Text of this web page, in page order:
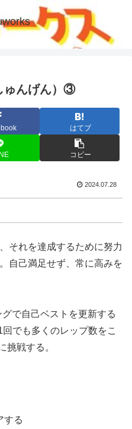
ゅんげん）③
はてブ
コピー
2024.07.28
それを達成するために努力
自己満足せず、常に高みを
で自己ベストを更新する
でも多くのレップ数をこ
挑戦する。
する